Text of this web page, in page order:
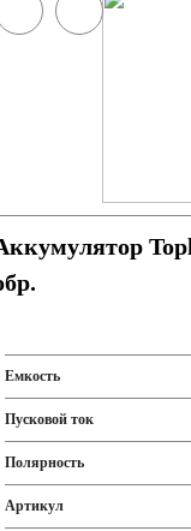
Емкость
Пусковой ток
Полярность
Артикул